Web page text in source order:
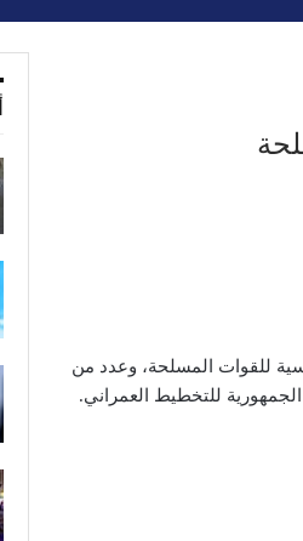
للقوات المسلحة، وعدد من
للتخطيط العمراني.